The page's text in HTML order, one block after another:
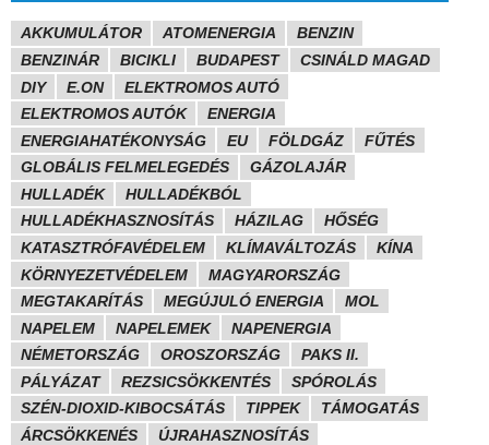
AKKUMULÁTOR ATOMENERGIA
BENZIN
BENZINÁR
BICIKLI BUDAPEST
CSINÁLD MAGAD
DIY
E.ON
ELEKTROMOS AUTÓ
ELEKTROMOS AUTÓK
ENERGIA
ENERGIAHATÉKONYSÁG
EU FÖLDGÁZ
FŰTÉS
GLOBÁLIS FELMELEGEDÉS
GÁZOLAJÁR
HULLADÉK
HULLADÉKBÓL
HULLADÉKHASZNOSÍTÁS
HÁZILAG
HŐSÉG
KATASZTRÓFAVÉDELEM
KLÍMAVÁLTOZÁS
KÍNA
KÖRNYEZETVÉDELEM
MAGYARORSZÁG
MEGTAKARÍTÁS
MEGÚJULÓ ENERGIA
MOL
NAPELEM
NAPELEMEK
NAPENERGIA
NÉMETORSZÁG
OROSZORSZÁG
PAKS II.
PÁLYÁZAT
REZSICSÖKKENTÉS
SPÓROLÁS
SZÉN-DIOXID-KIBOCSÁTÁS
TIPPEK
TÁMOGATÁS
ÁRCSÖKKENÉS
ÚJRAHASZNOSÍTÁS